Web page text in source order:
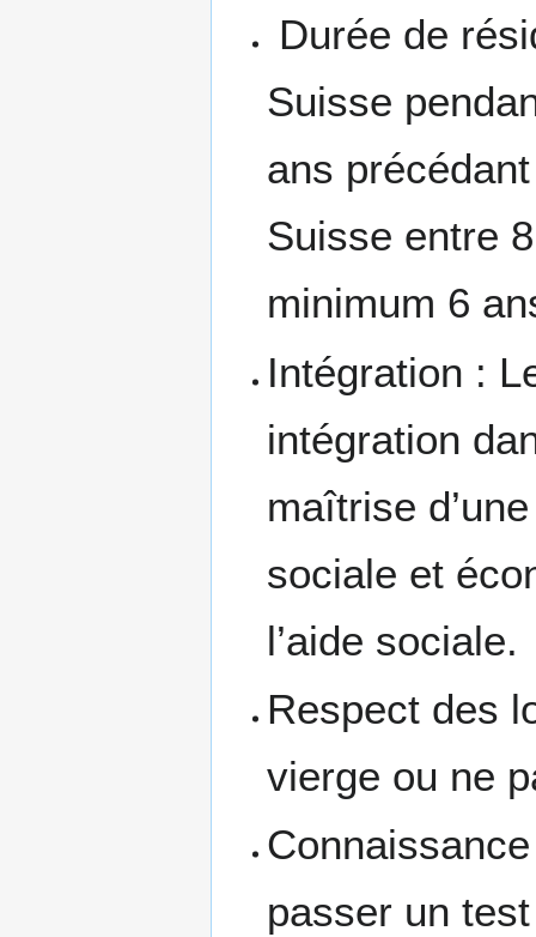
Durée de
Suisse
ans
Suisse entre
minimum 6
Intégration :
intégration
maîtrise
sociale et
l’aide sociale.
Respect des
vierge ou ne
passer un